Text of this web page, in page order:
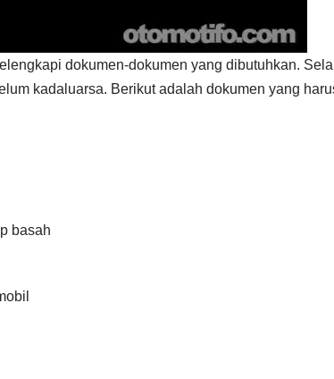
dokumen-dokumen yang dibutuhkan.
kadaluarsa. Berikut adalah dokumen yang
basah